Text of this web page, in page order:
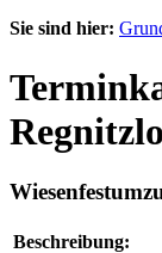
Sie sind hier:
Beschreibung: